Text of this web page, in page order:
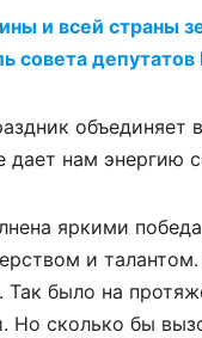
и всей страны
совета
нам энергию
яркими
и
было на
Но сколько бы